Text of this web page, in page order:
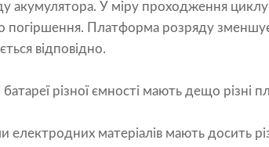
акумулятора. У міру проходження циклу
погіршення. Платформа розряду
відповідно.
батареї різної ємності мають дещо різні
електродних матеріалів мають досить